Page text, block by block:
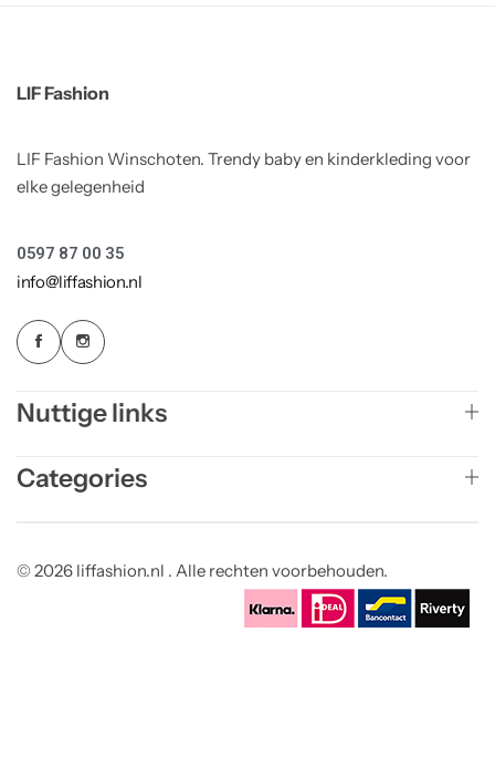
LIF Fashion
LIF Fashion Winschoten. Trendy baby en kinderkleding voor
elke gelegenheid
0597 87 00 35
info@liffashion.nl
Nuttige links
Categories
© 2026 liffashion.nl . Alle rechten voorbehouden.